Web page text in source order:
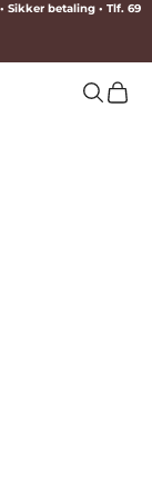
Sikker betaling • Tlf. 69
Søg